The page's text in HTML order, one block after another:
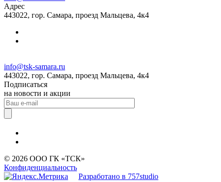
Адрес
443022, гор. Самара, проезд Мальцева, 4к4
info@tsk-samara.ru
443022, гор. Самара, проезд Мальцева, 4к4
Подписаться
на новости и акции
© 2026 ООО ГК «ТСК»
Конфиденциальность
Разработано в 757studio